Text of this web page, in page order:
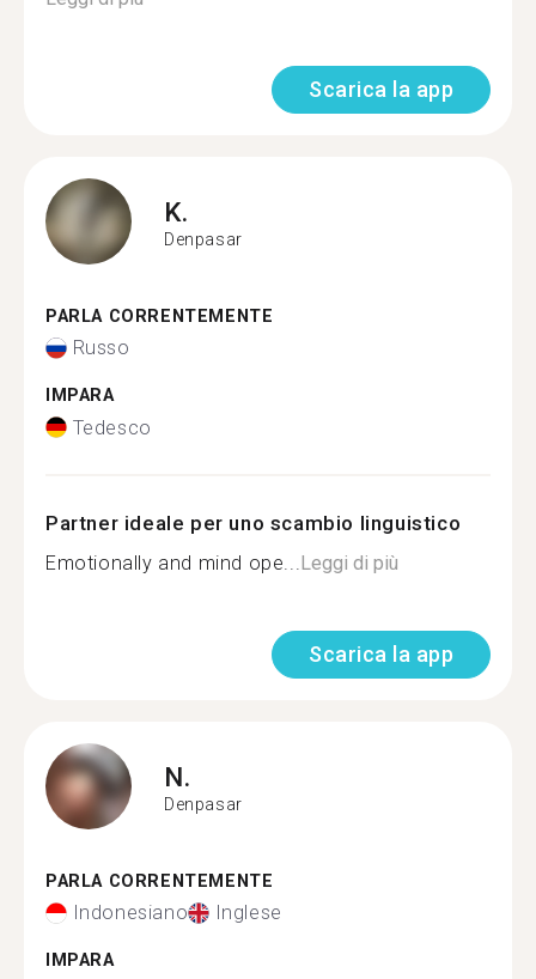
Scarica la app
K.
Denpasar
PARLA CORRENTEMENTE
Russo
IMPARA
Tedesco
Partner ideale per uno scambio linguistico
Emotionally and mind ope... Leggi di più
Scarica la app
N.
Denpasar
PARLA CORRENTEMENTE
Indonesiano Inglese
IMPARA